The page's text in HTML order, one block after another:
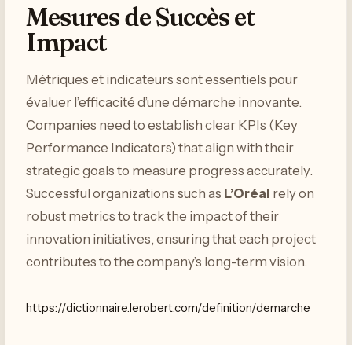
Mesures de Succès et
Impact
Métriques et indicateurs sont essentiels pour
évaluer l’efficacité d’une démarche innovante.
Companies need to establish clear KPIs (Key
Performance Indicators) that align with their
strategic goals to measure progress accurately.
Successful organizations such as L’Oréal rely on
robust metrics to track the impact of their
innovation initiatives, ensuring that each project
contributes to the company’s long-term vision.
https://dictionnaire.lerobert.com/definition/demarche